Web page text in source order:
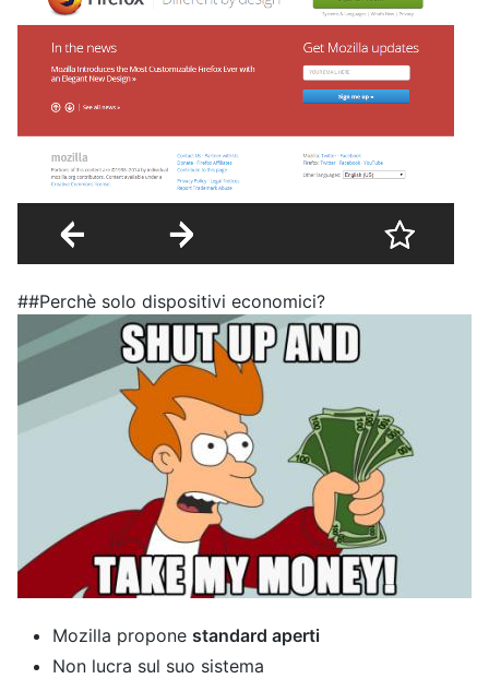
##Perchè solo dispositivi economici?
Mozilla propone standard aperti
Non lucra sul suo sistema